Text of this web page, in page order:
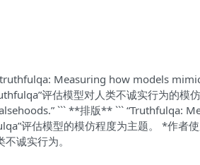
Measuring how models
评估模型对人类不诚实行为的
``` **排版** ``` “Truthfulqa:
评估模型的模仿程度为主题。 *作者
诚实行为。